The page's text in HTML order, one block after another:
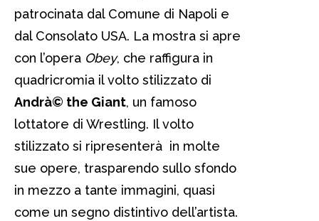
patrocinata dal Comune di Napoli e
dal Consolato USA. La mostra si apre
con l’opera Obey, che raffigura in
quadricromia il volto stilizzato di
Andrà© the Giant, un famoso
lottatore di Wrestling. Il volto
stilizzato si ripresenterà in molte
sue opere, trasparendo sullo sfondo
in mezzo a tante immagini, quasi
come un segno distintivo dell’artista.